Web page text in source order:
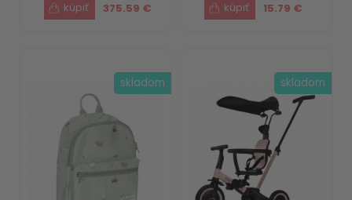
375.59 € 15.79 €
skladom skladom